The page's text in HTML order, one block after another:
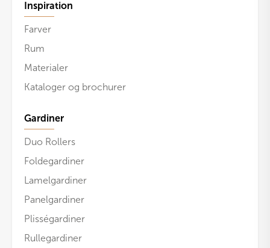
Inspiration
Farver
Rum
Materialer
Kataloger og brochurer
Gardiner
Duo Rollers
Foldegardiner
Lamelgardiner
Panelgardiner
Plisségardiner
Rullegardiner